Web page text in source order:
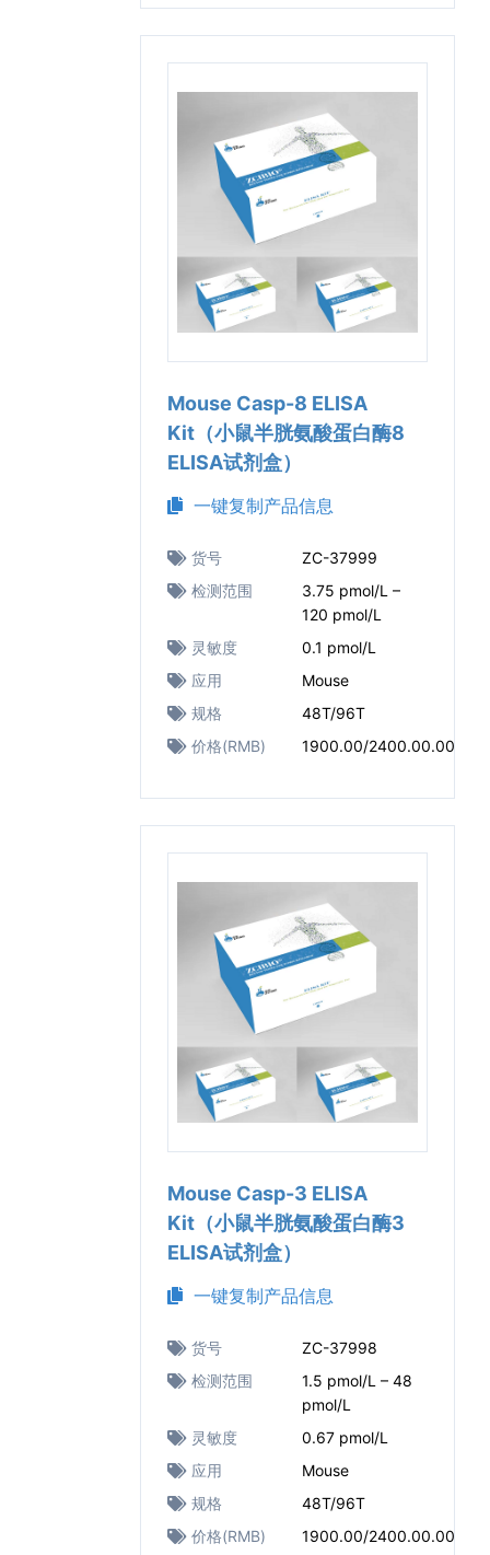
Mouse Casp-8 ELISA
Kit（小鼠半胱氨酸蛋白酶8
ELISA试剂盒）
一键复制产品信息
货号
ZC-37999
检测范围
3.75 pmol/L –
120 pmol/L
灵敏度
0.1 pmol/L
应用
Mouse
规格
48T/96T
价格(RMB)
1900.00/2400.00.00
Mouse Casp-3 ELISA
Kit（小鼠半胱氨酸蛋白酶3
ELISA试剂盒）
一键复制产品信息
货号
ZC-37998
检测范围
1.5 pmol/L – 48
pmol/L
灵敏度
0.67 pmol/L
应用
Mouse
规格
48T/96T
价格(RMB)
1900.00/2400.00.00